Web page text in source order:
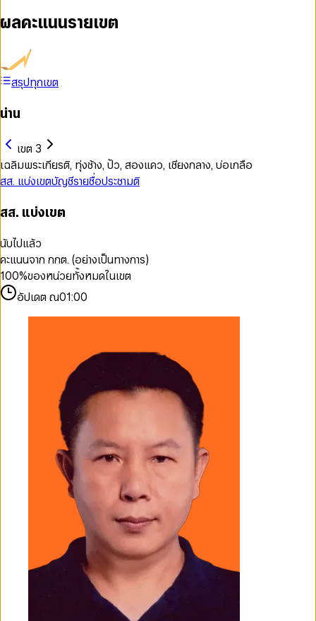
ผลคะแนนรายเขต
สรุปทุกเขต
น่าน
เขต 3
เฉลิมพระเกียรติ, ทุ่งช้าง, ปัว, สองแคว, เชียงกลาง, บ่อเกลือ
สส. แบ่งเขตบัญชีรายชื่อประชามติ
สส. แบ่งเขต
นับไปแล้ว
คะแนนจาก กกต. (อย่างเป็นทางการ)
100%ของหน่วยทั้งหมดในเขต
อัปเดต ณ01:00